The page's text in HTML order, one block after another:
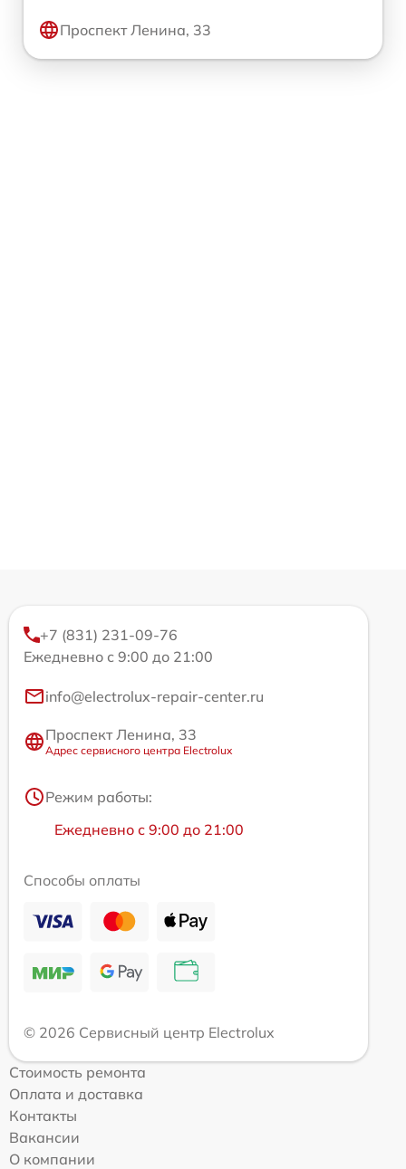
Проспект Ленина, 33
+7 (831) 231-09-76
Ежедневно с 9:00 до 21:00
info@electrolux-repair-center.ru
Проспект Ленина, 33
Адрес сервисного центра Electrolux
Режим работы:
Ежедневно с 9:00 до 21:00
Способы оплаты
© 2026 Сервисный центр Electrolux
Стоимость ремонта
Оплата и доставка
Контакты
Вакансии
О компании